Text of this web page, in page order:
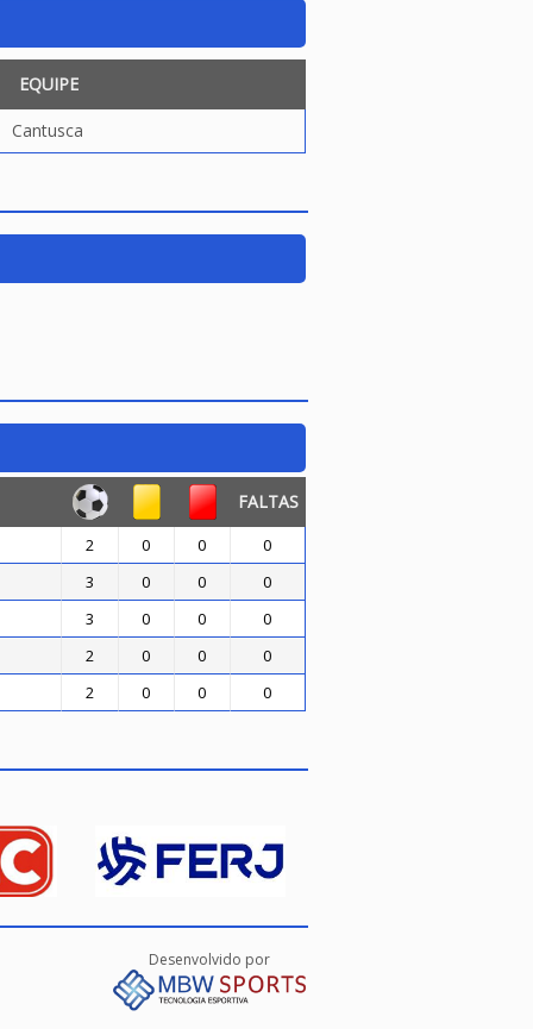
EQUIPE
Cantusca
FALTAS
2 0 0
0
3 0 0
0
3 0 0
0
2 0 0
0
2 0 0 0
Desenvolvido por